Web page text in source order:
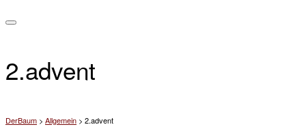
2.advent
DerBaum > Allgemein > 2.advent